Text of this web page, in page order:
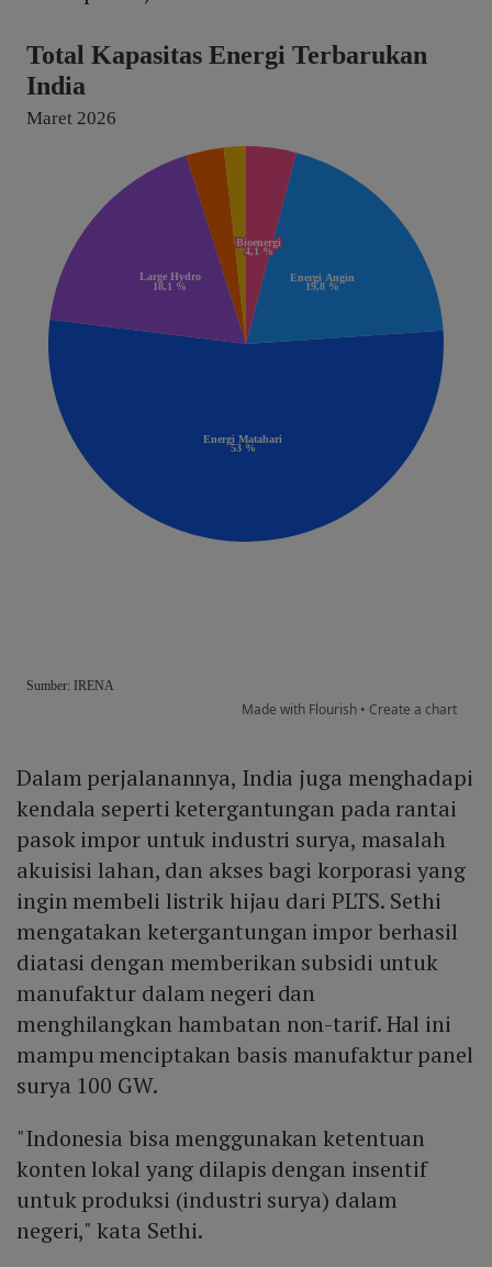
Dalam perjalanannya, India juga menghadapi
kendala seperti ketergantungan pada rantai
pasok impor untuk industri surya, masalah
akuisisi lahan, dan akses bagi korporasi yang
ingin membeli listrik hijau dari PLTS. Sethi
mengatakan ketergantungan impor berhasil
diatasi dengan memberikan subsidi untuk
manufaktur dalam negeri dan
menghilangkan hambatan non-tarif. Hal ini
mampu menciptakan basis manufaktur panel
surya 100 GW.
"Indonesia bisa menggunakan ketentuan
konten lokal yang dilapis dengan insentif
untuk produksi (industri surya) dalam
negeri," kata Sethi.